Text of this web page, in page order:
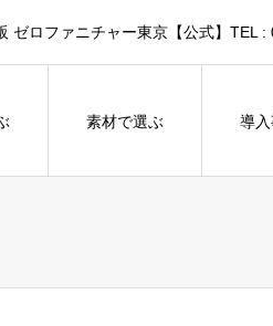
ゼロファニチャー東京【公式】TEL
素材で選ぶ 導